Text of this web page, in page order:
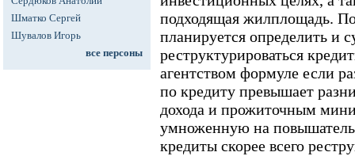
Шматко Сергей
Шувалов Игорь
все персоны
подходящая жилплощадь.
планируется определить и
реструктурироваться
агентством формуле если
по кредиту превышает
дохода и прожиточным
умноженную на
кредиты скорее всего